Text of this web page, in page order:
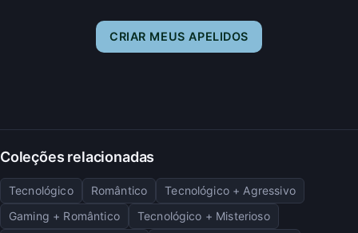
CRIAR MEUS APELIDOS
Coleções relacionadas
Tecnológico Romântico
Tecnológico + Agressivo
Gaming + Romântico
Tecnológico + Misterioso